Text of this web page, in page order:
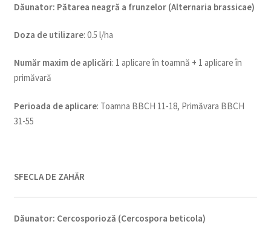
Dăunator: Pătarea neagră a frunzelor (Alternaria brassicae)
Doza de utilizare: 0.5 l/ha
Număr maxim de aplicări: 1 aplicare în toamnă + 1 aplicare în
primăvară
Perioada de aplicare: Toamna BBCH 11-18, Primăvara BBCH
31-55
SFECLA DE ZAHĂR
Dăunator: Cercosporioză (Cercospora beticola)